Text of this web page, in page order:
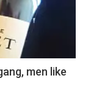
men like